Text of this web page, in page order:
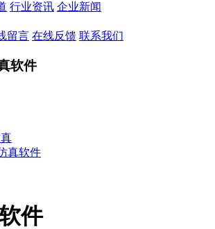
行业资讯 企业新闻
留言 在线反馈 联系我们
软件
真软件
件